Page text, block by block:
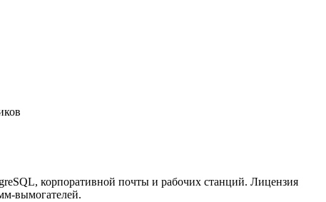
корпоративной почты и рабочих станций. Лицензия
вымогателей.